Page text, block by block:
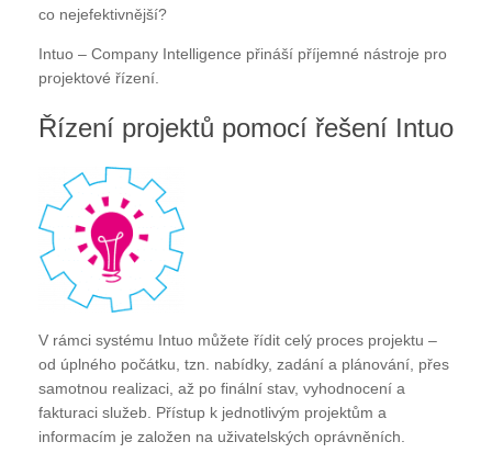
co nejefektivnější?
Intuo – Company Intelligence přináší příjemné nástroje pro
projektové řízení.
Řízení projektů pomocí řešení Intuo
V rámci systému Intuo můžete řídit celý proces projektu –
od úplného počátku, tzn. nabídky, zadání a plánování, přes
samotnou realizaci, až po finální stav, vyhodnocení a
fakturaci služeb. Přístup k jednotlivým projektům a
informacím je založen na uživatelských oprávněních.